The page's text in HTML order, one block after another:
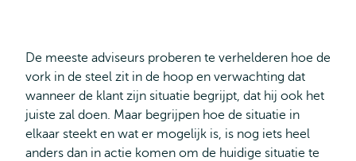
De meeste adviseurs proberen te verhelderen hoe de
vork in de steel zit in de hoop en verwachting dat
wanneer de klant zijn situatie begrijpt, dat hij ook het
juiste zal doen. Maar begrijpen hoe de situatie in
elkaar steekt en wat er mogelijk is, is nog iets heel
anders dan in actie komen om de huidige situatie te